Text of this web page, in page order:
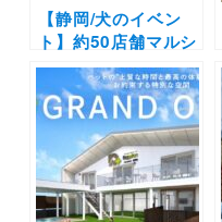
【静岡/犬のイベン
ト】約50店舗マルシ
ェ&特設ドッグラン
が登場「御殿場プレ
ミアム・アウトレッ
ト ドッグフェスティ
バル」（御殿場プレ
ミアム・アウトレッ
ト）10/28-29